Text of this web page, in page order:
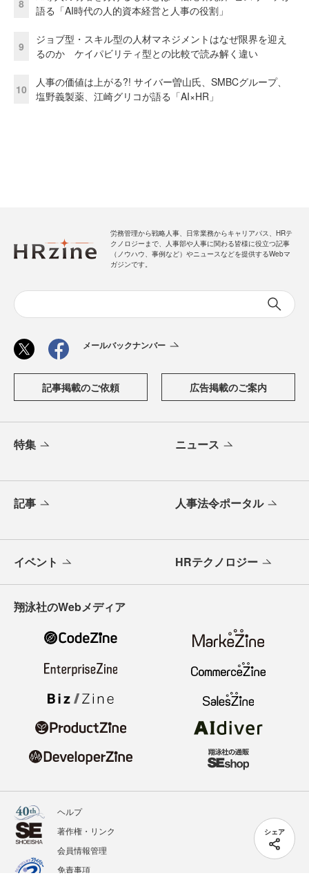
シェア
8
語る「AI時代の人的資本経営と人事の役割」
9
ジョブ型・スキル型の人材マネジメントはなぜ限界を迎え
るのか ケイパビリティ型との比較で読み解く違い
10
人事の価値は上がる?! サイバー曽山氏、SMBCグループ、
塩野義製薬、江崎グリコが語る「AI×HR」
労務管理から戦略人事、日常業務からキャリアパス、HRテ
クノロジーまで、人事部や人事に関わる皆様に役立つ記事
（ノウハウ、事例など）やニュースなどを提供するWebマ
ガジンです。
メールバックナンバー
記事掲載のご依頼 広告掲載のご案内
特集 ニュース
記事 人事法令ポータル
イベント HRテクノロジー
翔泳社のWebメディア
ヘルプ
著作権・リンク
会員情報管理
免責事項